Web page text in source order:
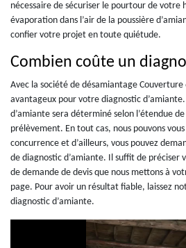
nécessaire de sécuriser le pourtour de
évaporation dans l’air de la poussière
confier votre projet en toute quiétude.
Combien coûte un
Avec la société de désamiantage
avantageux pour votre diagnostic
d’amiante sera déterminé selon l’étendue
prélèvement. En tout cas, nous pouvons
concurrence et d’ailleurs, vous pouvez
de diagnostic d’amiante. Il suffit de
de demande de devis que nous mettons à
page. Pour avoir un résultat fiable, laissez
diagnostic d’amiante.